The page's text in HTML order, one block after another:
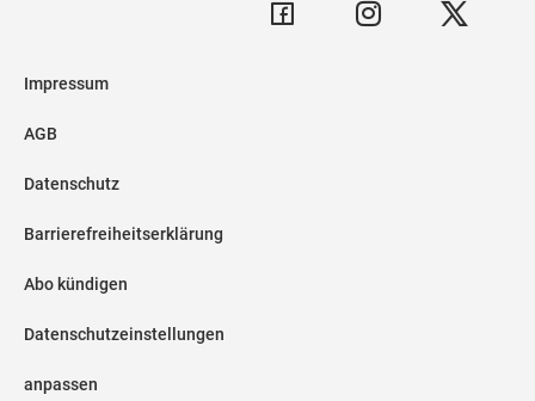
Impressum
AGB
Datenschutz
Barrierefreiheitserklärung
Abo kündigen
Datenschutzeinstellungen
anpassen